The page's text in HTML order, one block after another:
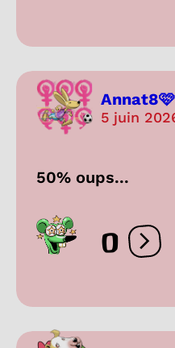
Annat8🩷
5 juin
50% oups...
0